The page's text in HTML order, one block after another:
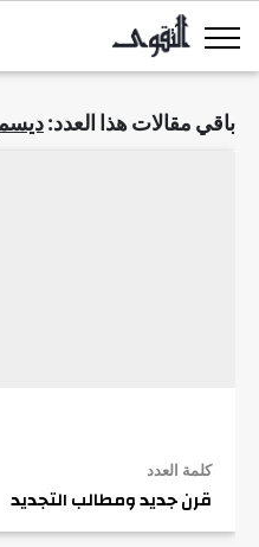
باقي مقالات هذا العدد:ديسمبر
كلمة العدد
قرن جديد ومطالب التجديد